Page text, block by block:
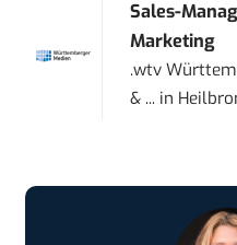
Sales-
Marketing
.wtv
& ... in